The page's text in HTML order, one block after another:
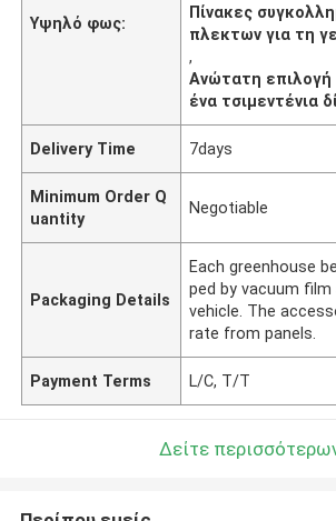
Υψηλό φως:
Πίνακες
πλεκτων για τη
,
Ανώτατη επιλογή
ένα τσιμεντένια
Delivery Time 7days
Minimum Order Q
uantity
Negotiable
Packaging Details
Each greenhouse
ped by vacuum
vehicle. The
rate from panels.
Payment Terms L/C, T/T
Δείτε